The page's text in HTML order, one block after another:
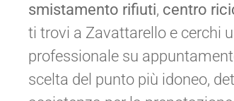
smistamento rifiuti, centro
ti trovi a Zavattarello e cerchi
professionale su
scelta del punto più idoneo,